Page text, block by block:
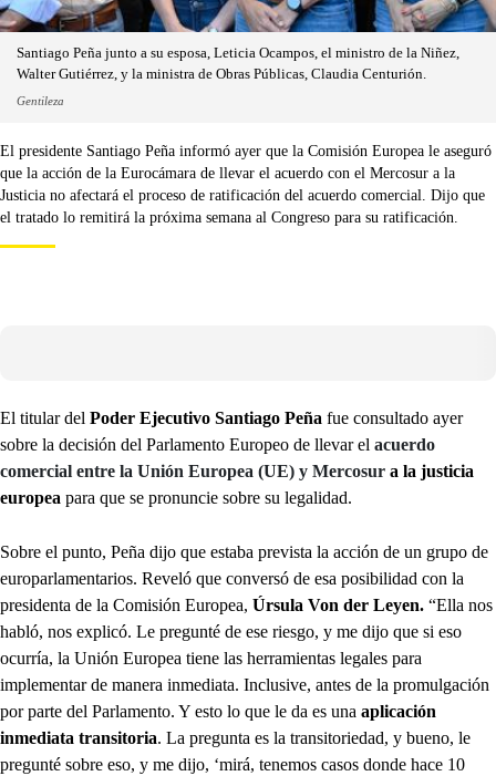
Santiago Peña junto a su esposa, Leticia Ocampos, el ministro de la Niñez,
Walter Gutiérrez, y la ministra de Obras Públicas, Claudia Centurión.
Gentileza
El presidente Santiago Peña informó ayer que la Comisión Europea le aseguró
que la acción de la Eurocámara de llevar el acuerdo con el Mercosur a la
Justicia no afectará el proceso de ratificación del acuerdo comercial. Dijo que
el tratado lo remitirá la próxima semana al Congreso para su ratificación.
El titular del Poder Ejecutivo Santiago Peña fue consultado ayer
sobre la decisión del Parlamento Europeo de llevar el acuerdo
comercial entre la Unión Europea (UE) y Mercosur a la justicia
europea para que se pronuncie sobre su legalidad.
Sobre el punto, Peña dijo que estaba prevista la acción de un grupo de
europarlamentarios. Reveló que conversó de esa posibilidad con la
presidenta de la Comisión Europea, Úrsula Von der Leyen. “Ella nos
habló, nos explicó. Le pregunté de ese riesgo, y me dijo que si eso
ocurría, la Unión Europea tiene las herramientas legales para
implementar de manera inmediata. Inclusive, antes de la promulgación
por parte del Parlamento. Y esto lo que le da es una aplicación
inmediata transitoria. La pregunta es la transitoriedad, y bueno, le
pregunté sobre eso, y me dijo, ‘mirá, tenemos casos donde hace 10